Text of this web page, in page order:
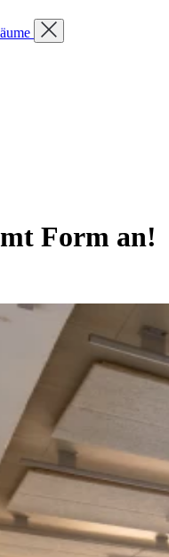
Form an!